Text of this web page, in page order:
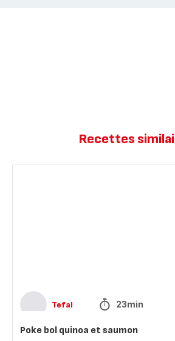
Recettes
Tefal 23min
Poke bol quinoa et saumon